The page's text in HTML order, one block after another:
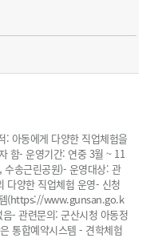
: 아동에게 다양한 직업체험을
함- 운영기간: 연중 3월 ~ 11
송근린공원)- 운영대상: 관
다양한 직업체험 운영- 신청
템(https://www.gunsan.go.k
- 관련문의: 군산시청 아동정
통합예약시스템 - 견학체험